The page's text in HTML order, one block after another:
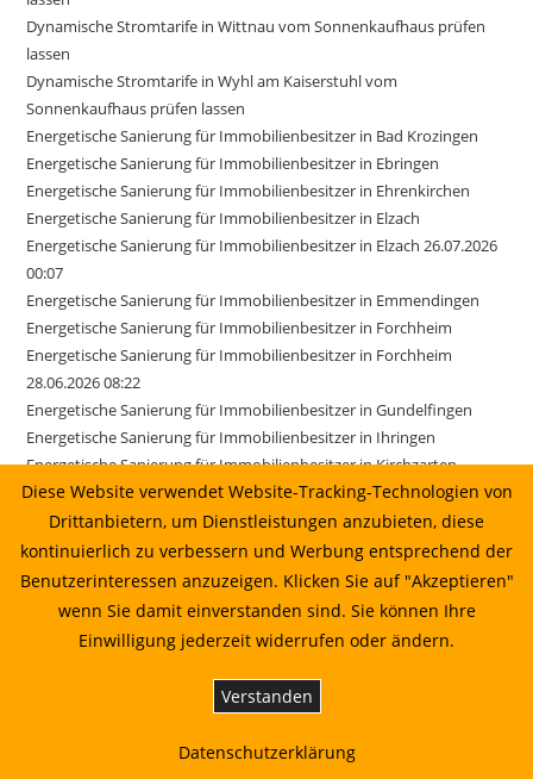
Dynamische Stromtarife in Wittnau vom Sonnenkaufhaus prüfen
lassen
Dynamische Stromtarife in Wyhl am Kaiserstuhl vom
Sonnenkaufhaus prüfen lassen
Energetische Sanierung für Immobilienbesitzer in Bad Krozingen
Energetische Sanierung für Immobilienbesitzer in Ebringen
Energetische Sanierung für Immobilienbesitzer in Ehrenkirchen
Energetische Sanierung für Immobilienbesitzer in Elzach
Energetische Sanierung für Immobilienbesitzer in Elzach 26.07.2026
00:07
Energetische Sanierung für Immobilienbesitzer in Emmendingen
Energetische Sanierung für Immobilienbesitzer in Forchheim
Energetische Sanierung für Immobilienbesitzer in Forchheim
28.06.2026 08:22
Energetische Sanierung für Immobilienbesitzer in Gundelfingen
Energetische Sanierung für Immobilienbesitzer in Ihringen
Energetische Sanierung für Immobilienbesitzer in Kirchzarten
Energetische Sanierung für Immobilienbesitzer in March
Energetische Sanierung für Immobilienbesitzer in March 17.06.2026
01:22
Energetische Sanierung für Immobilienbesitzer in Merzhausen
Energetische Sanierung für Immobilienbesitzer in Reute
Energetische Sanierung für Immobilienbesitzer in Sexau
Energetische Sanierung für Immobilienbesitzer in Sölden
Energetische Sanierung für Immobilienbesitzer in Stegen
Energetische Sanierung für Immobilienbesitzer in Weisweil
Energetische Sanierung in Bahlingen am Kaiserstuhl: Planung,
Diese Website verwendet Website-Tracking-Technologien von
Drittanbietern, um Dienstleistungen anzubieten, diese
kontinuierlich zu verbessern und Werbung entsprechend der
Benutzerinteressen anzuzeigen. Klicken Sie auf "Akzeptieren"
wenn Sie damit einverstanden sind. Sie können Ihre
Einwilligung jederzeit widerrufen oder ändern.
Verstanden
Datenschutzerklärung